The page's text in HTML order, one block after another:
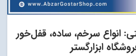
انواع سرخم، ساده، قفل‌خور
ابزارگستر